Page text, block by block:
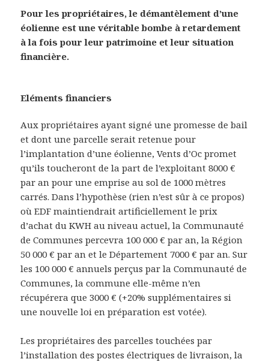
Pour les propriétaires, le démantèlement d’une
éolienne est une véritable bombe à retardement
à la fois pour leur patrimoine et leur situation
financière.
Eléments financiers
Aux propriétaires ayant signé une promesse de bail
et dont une parcelle serait retenue pour
l’implantation d’une éolienne, Vents d’Oc promet
qu’ils toucheront de la part de l’exploitant 8000 €
par an pour une emprise au sol de 1000 mètres
carrés. Dans l’hypothèse (rien n’est sûr à ce propos)
où EDF maintiendrait artificiellement le prix
d’achat du KWH au niveau actuel, la Communauté
de Communes percevra 100 000 € par an, la Région
50 000 € par an et le Département 7000 € par an. Sur
les 100 000 € annuels perçus par la Communauté de
Communes, la commune elle-même n’en
récupérera que 3000 € (+20% supplémentaires si
une nouvelle loi en préparation est votée).
Les propriétaires des parcelles touchées par
l’installation des postes électriques de livraison, la